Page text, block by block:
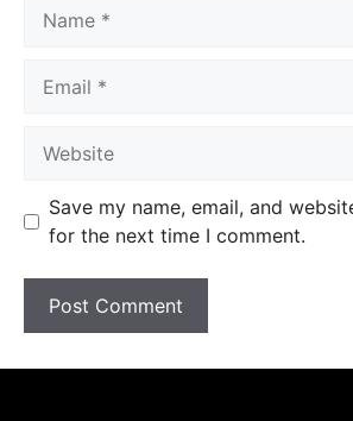
Save my name, email, and
for the next time I comment.